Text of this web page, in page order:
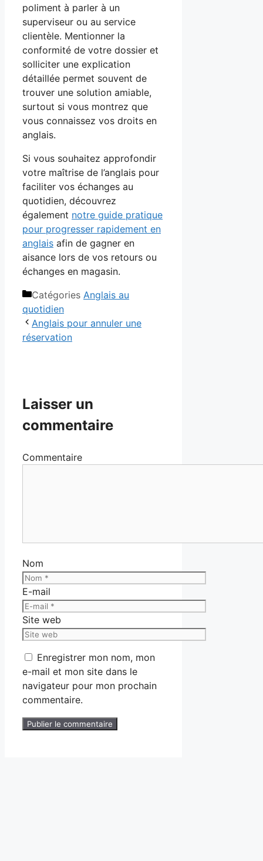
poliment à parler à un
superviseur ou au service
clientèle. Mentionner la
conformité de votre dossier et
solliciter une explication
détaillée permet souvent de
trouver une solution amiable,
surtout si vous montrez que
vous connaissez vos droits en
anglais.
Si vous souhaitez approfondir
votre maîtrise de l’anglais pour
faciliter vos échanges au
quotidien, découvrez
également notre guide pratique
pour progresser rapidement en
anglais afin de gagner en
aisance lors de vos retours ou
échanges en magasin.
Catégories Anglais au
quotidien
Anglais pour annuler une
réservation
Laisser un
commentaire
Commentaire
Nom
E-mail
Site web
Enregistrer mon nom, mon
e-mail et mon site dans le
navigateur pour mon prochain
commentaire.